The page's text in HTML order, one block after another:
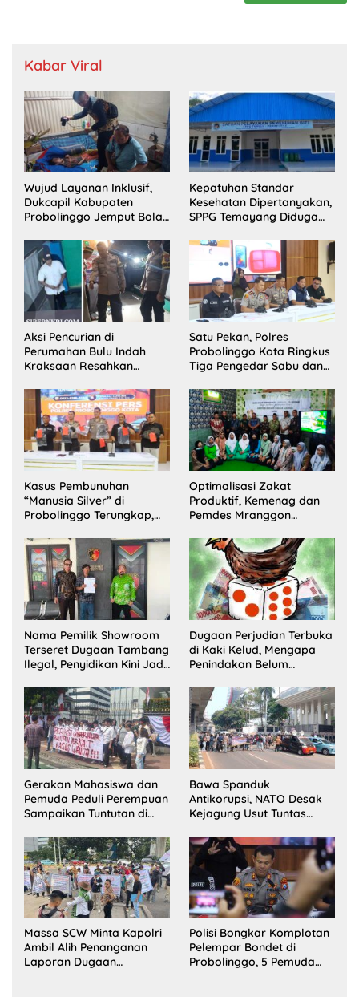
Kabar Viral
Wujud Layanan Inklusif,
Dukcapil Kabupaten
Probolinggo Jemput Bola
Disabilitas di Dringu
Kepatuhan Standar
Kesehatan Dipertanyakan,
SPPG Temayang Diduga
Aksi Pencurian di
Perumahan Bulu Indah
Kraksaan Resahkan
Satu Pekan, Polres
Probolinggo Kota Ringkus
Tiga Pengedar Sabu dan
Kasus Pembunuhan
“Manusia Silver” di
Probolinggo Terungkap,
Satu Buron
Optimalisasi Zakat
Produktif, Kemenag dan
Pemdes Mranggon
Pelaksana Kampung
Zakat
Nama Pemilik Showroom
Terseret Dugaan Tambang
Ilegal, Penyidikan Kini Jadi
Dugaan Perjudian Terbuka
di Kaki Kelud, Mengapa
Penindakan Belum
Gerakan Mahasiswa dan
Pemuda Peduli Perempuan
Sampaikan Tuntutan di
Bawa Spanduk
Antikorupsi, NATO Desak
Kejagung Usut Tuntas
Massa SCW Minta Kapolri
Ambil Alih Penanganan
Laporan Dugaan
Polisi Bongkar Komplotan
Pelempar Bondet di
Probolinggo, 5 Pemuda